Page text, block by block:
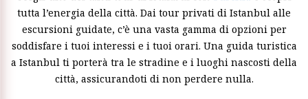
tutta l’energia della città. Dai tour privati di Istanbul alle
escursioni guidate, c’è una vasta gamma di opzioni per
soddisfare i tuoi interessi e i tuoi orari. Una guida turistica
a Istanbul ti porterà tra le stradine e i luoghi nascosti della
città, assicurandoti di non perdere nulla.